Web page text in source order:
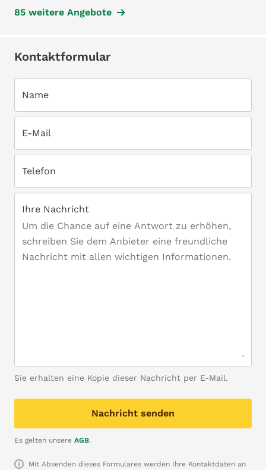
85 weitere Angebote
Kontaktformular
Name
E-Mail
Telefon
Ihre Nachricht
Sie erhalten eine Kopie dieser Nachricht per E-Mail.
Nachricht senden
Es gelten unsere AGB.
Mit Absenden dieses Formulares werden Ihre Kontaktdaten an